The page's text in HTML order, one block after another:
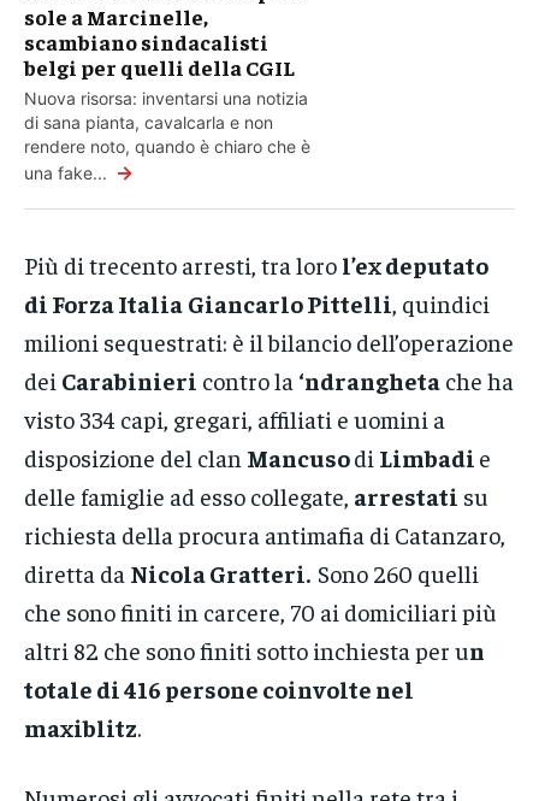
sole a Marcinelle,
scambiano sindacalisti
belgi per quelli della CGIL
Nuova risorsa: inventarsi una notizia
di sana pianta, cavalcarla e non
rendere noto, quando è chiaro che è
una fake... →
Più di trecento arresti, tra loro l’ex deputato
di Forza Italia Giancarlo Pittelli , quindici
milioni sequestrati: è il bilancio dell’operazione
dei Carabinieri contro la ‘ndrangheta che ha
visto 334 capi, gregari, affiliati e uomini a
disposizione del clan Mancusodi Limbadi e
delle famiglie ad esso collegate, arrestati su
richiesta della procura antimafia di Catanzaro,
diretta da Nicola Gratteri. Sono 260 quelli
che sono finiti in carcere, 70 ai domiciliari più
altri 82 che sono finiti sotto inchiesta per un
totale di 416 persone coinvolte nel
maxiblitz.